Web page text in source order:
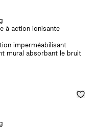
à action ionisante
imperméabilisant
mural absorbant le bruit